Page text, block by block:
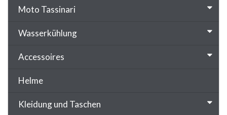
Moto Tassinari
Wasserkühlung
Accessoires
Helme
Kleidung und Taschen